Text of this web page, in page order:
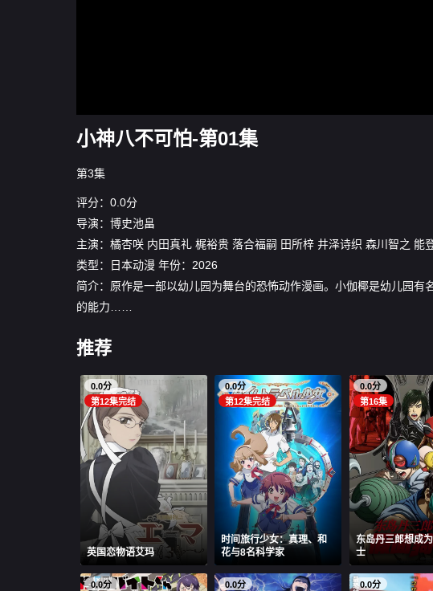
小神八不可怕-第01集
第3集
评分：0.0分
导演： 博史池畠
主演： 橘杏咲 内田真礼 梶裕贵 落合福嗣 田所梓 井泽诗织 森川智之 能
类型：
日本动漫 年份： 2026
简介：原作是一部以幼儿园为舞台的恐怖动作漫画。小伽椰是幼儿园
的能力……
推荐
0.0分
第12集完结
英国恋物语艾玛
0.0分
第12集完结
时间旅行少女：真理、和
花与8名科学家
0.0分
第16集
东岛丹三郎想成
士
0.0分
0.0分
0.0分